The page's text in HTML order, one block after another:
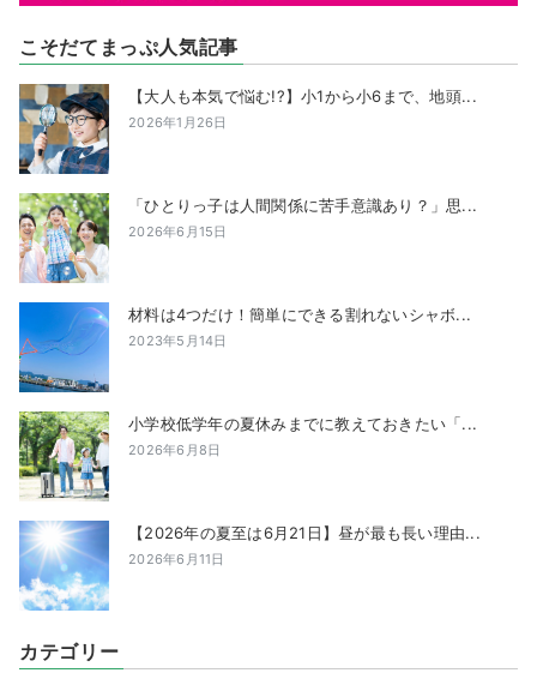
こそだてまっぷ人気記事
【大人も本気で悩む!?】小1から小6まで、地頭...
2026年1月26日
「ひとりっ子は人間関係に苦手意識あり？」思...
2026年6月15日
材料は4つだけ！簡単にできる割れないシャボ...
2023年5月14日
小学校低学年の夏休みまでに教えておきたい「...
2026年6月8日
【2026年の夏至は6月21日】昼が最も長い理由...
2026年6月11日
カテゴリー